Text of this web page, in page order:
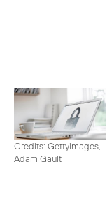
Credits: Gettyimages,
Adam Gault